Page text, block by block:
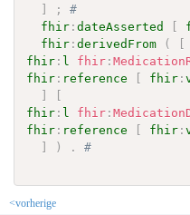
;
#
fhir :dateAsserted
fhir :derivedFrom (
fhir : l fhir :
fhir : reference fhir :
fhir : l fhir :
fhir : reference fhir :
) . #
<vorherige